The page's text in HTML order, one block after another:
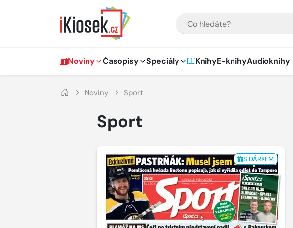
Hlavní navigace
Noviny Časopisy Speciály KnihyE-knihyAudioknihy
Noviny Sport
Sport
S DÁRKEM